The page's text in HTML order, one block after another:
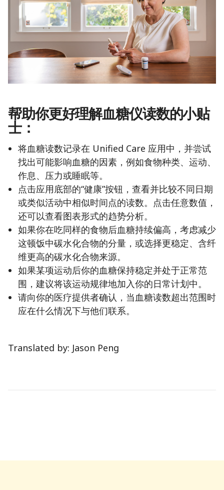
帮助你更好理解血糖仪读数的小贴
士：
将血糖读数记录在 Unified Care 应用中，并尝试
找出可能影响血糖的因素，例如食物种类、运动、
作息、压力或睡眠等。
点击应用底部的“健康”按钮，查看并比较不同日期
或类似活动中相似时间点的读数。点击任意数值，
还可以查看图表形式的趋势分析。
如果你在吃同样的食物后血糖持续偏高，考虑减少
这顿饭中碳水化合物的分量，或选择更稳定、含纤
维更高的碳水化合物来源。
如果某项运动后你的血糖保持稳定并处于正常范
围，建议将该运动规律地加入你的日常计划中。
请向你的医疗提供者确认，当血糖读数超出范围时
应在什么情况下与他们联系。
Translated by: Jason Peng